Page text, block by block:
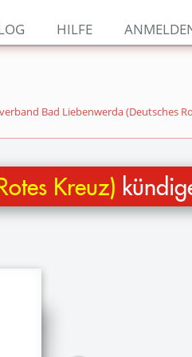
kündigen
HILFE
Bad Liebenwerda (Deutsches
Kreuz)